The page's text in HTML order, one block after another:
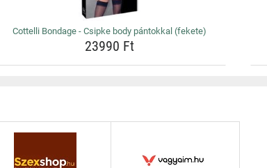
Cottelli Bondage - Csipke body pántokkal (fekete)
23990 Ft